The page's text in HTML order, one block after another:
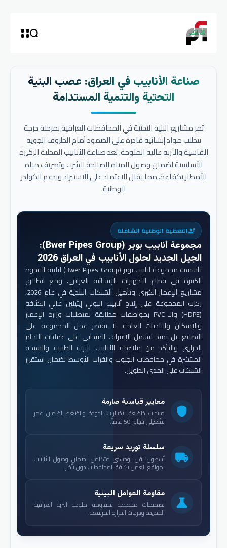
صناعة الأنابيب في العراق: عصب البنية
التحتية والتنمية المستدامة
تمر مشاريع البنية التحتية في المحافظات العراقية بمرحلة حرجة
تتطلب مواد إنشائية قادرة على الصمود أمام الظروف الجوية
القاسية والتربة عالية الملوحة. تعد صناعة الأنابيب المحلية الركيزة
الأساسية لضمان وصول المياه الصالحة للشرب وتصريف مياه
الأمطار بكفاءة، مما يقلل الاعتماد على الاستيراد ويدعم الكوادر
الوطنية.
engineeringالتغطية الوطنية الشاملة
مجموعة أنابيب بوير (Bwer Pipes Group)
:
الجيل الجديد لحلول الأنابيب في العراق 2026
تأسست مجموعة أنابيب بوير (Bwer Pipes Group) لتلبية الفجوة
الكبيرة في قطاع التجهيزات الإنشائية العراقي. ومع انطلاق
مشاريع الإعمار الكبرى وتأهيل الشبكات البلدية في عام 2026،
ركزت المجموعة على إنتاج أنابيب البولي إيثيلين عالي الكثافة
(HDPE) والـ PVC بمواصفات مطابقة لمتطلبات وزارة الإعمار
والإسكان والبلديات العامة. لا يقتصر عمل المجموعة على
التصنيع، بل يمتد ليشمل الإشراف الميداني على عمليات اللحام
الحراري والتأكد من ملاءمة الأنابيب للتربة الطينية والسبخة
المنتشرة في محافظات الجنوب والفرات الأوسط لضمان استقرار
الشبكات على المدى الطويل.
shield
معايير قياسية صارمة
منتجات خاضعة لاختبارات الجودة والضغط لضمان عمر
تشغيلي يتجاوز 50 عاماً.
local_shipping
سلسلة توريد سريعة
أسطول نقل لوجستي متكامل لضمان وصول الأنابيب
لمواقع العمل بكافة المحافظات دون تأخير.
science
مقاومة العوامل البيئية
تصميمات مخصصة لمقاومة ملوحة التربة العراقية
الشديدة ودرجات الحرارة المرتفعة.